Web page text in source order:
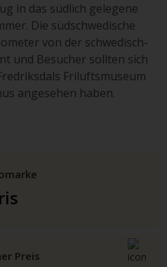
in das südlich gelegene
Die südschwedische
von der schwedisch-
und Besucher sollten sich
Friluftsmuseum
angesehen haben.
Preis